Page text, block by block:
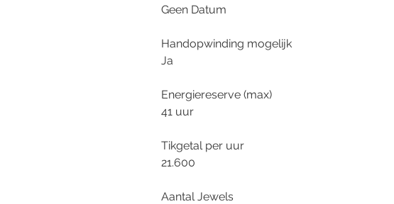
Geen Datum
Handopwinding mogelijk
Ja
Energiereserve (max)
41 uur
Tikgetal per uur
21.600
Aantal Jewels